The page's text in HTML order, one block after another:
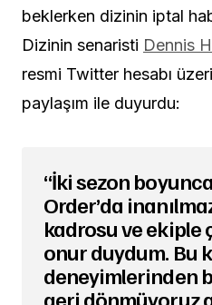
beklerken dizinin iptal
Dizinin senaristi Dennis
resmi Twitter hesabı
paylaşım ile duyurdu:
“İki sezon
Order’da
kadrosu ve ekiple
onur duydum. Bu k
deneyimlerinden
geri dönmüyoruz